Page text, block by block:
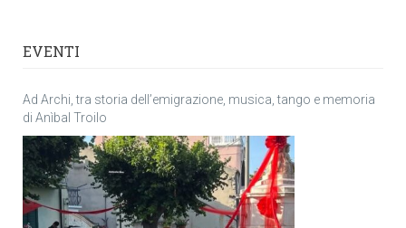
EVENTI
Ad Archi, tra storia dell’emigrazione, musica, tango e memoria
di Anìbal Troilo